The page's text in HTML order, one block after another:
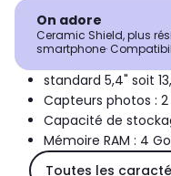
On adore
Ceramic Shield, plus
smartphone·
standard 5,4" soit
Capteurs photos :
Capacité de
Mémoire RAM : 4
Toutes les